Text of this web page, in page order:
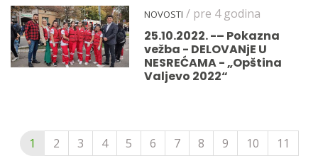
NOVOSTI / pre 4 godina
25.10.2022. -– Pokazna
vežba - DELOVANjE U
NESREĆAMA - „Opština
Valjevo 2022“
1 2 3 4 5 6 7 8 9 10
11